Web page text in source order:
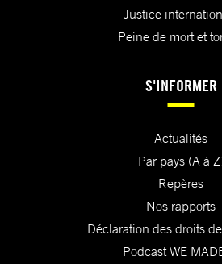
Justice
Peine de mort et
S'INFORMER
Actualités
Par pays (A à
Repères
Nos rapports
Déclaration des droits
Podcast WE